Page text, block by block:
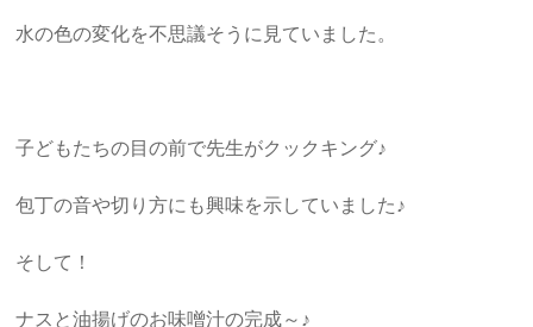
水の色の変化を不思議そうに見ていました。
子どもたちの目の前で先生がクックキング♪
包丁の音や切り方にも興味を示していました♪
そして！
ナスと油揚げのお味噌汁の完成～♪